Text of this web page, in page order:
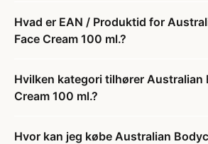
Hvad er EAN / Produktid for
Face Cream 100 ml.?
Hvilken kategori tilhører Australian
Cream 100 ml.?
Hvor kan jeg købe Australian